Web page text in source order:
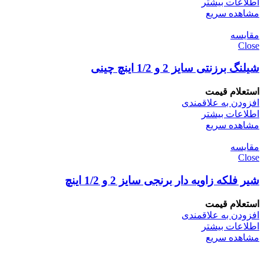
مشاهده سریع
مقایسه
Close
شیلنگ برزنتی سایز 2 و 1/2 اینچ چینی
استعلام قیمت
افزودن به علاقمندی
اطلاعات بیشتر
مشاهده سریع
مقایسه
Close
شیر فلکه زاویه دار برنجی سایز 2 و 1/2 اینچ
استعلام قیمت
افزودن به علاقمندی
اطلاعات بیشتر
مشاهده سریع